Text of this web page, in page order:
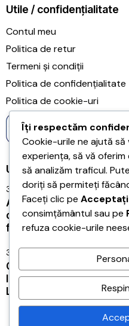
Utile / confidențialitate
Contul meu
Politica de retur
Termeni și condiții
Politica de confidențialitate
Politica de cookie-uri
Ultimele articole
31/07/2026
Acreditarea Școlii
confirmă legalitatea și
formare a antrenorilor
31/07/2026
CONEXIUNILE –
IMPORTANȚA TACTICĂ
LOR
Îți respectăm
Cookie-urile ne ajută
experiența, să vă
să analizăm traficul.
doriți să permiteți
Faceți clic pe
consimțământul sau pe
refuza cookie-urile